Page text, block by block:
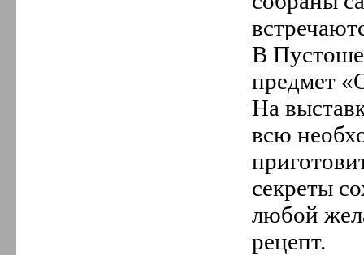
В
предмет
На
всю
секреты
любой
рецепт.